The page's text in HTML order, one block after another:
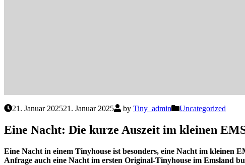
21. Januar 202521. Januar 2025 by Tiny_admin Uncategorized
Eine Nacht: Die kurze Auszeit im kleinen
Eine Nacht in einem Tinyhouse ist besonders, eine Nacht im kleinen
Anfrage auch eine Nacht im ersten Original-Tinyhouse im Emsland